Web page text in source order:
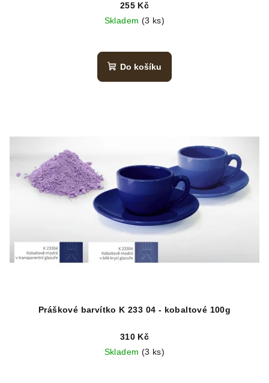
255 Kč
Skladem (3 ks)
Do košíku
Práškové barvítko K 233 04 - kobaltové 100g
310 Kč
Skladem (3 ks)